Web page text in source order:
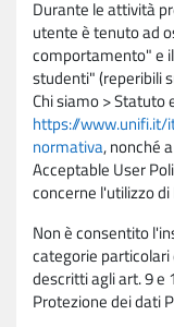
Durante le attività
utente è tenuto ad
comportamento" e
studenti" (reperibili
Chi siamo > Statuto
https://
normativa, nonché
Acceptable User
concerne l'utilizzo
Non è consentito
categorie particolari
descritti agli art. 9 e
Protezione dei dati